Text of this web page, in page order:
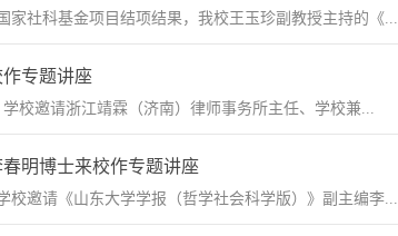
家社科基金项目结项结果，我校王玉珍副教授主持的《...
专题讲座
校邀请浙江靖霖（济南）律师事务所主任、学校兼...
明博士来校作专题讲座
校邀请《山东大学学报（哲学社会科学版）》副主编李...